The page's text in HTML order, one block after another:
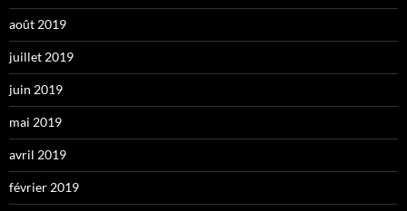
août 2019
juillet 2019
juin 2019
mai 2019
avril 2019
février 2019